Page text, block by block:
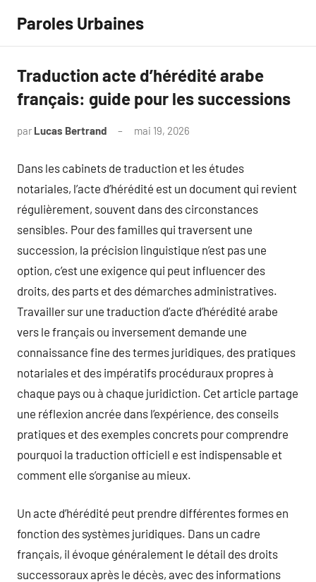
contenu
Paroles Urbaines
Traduction acte d’hérédité arabe
français: guide pour les successions
par Lucas Bertrand mai 19, 2026
Dans les cabinets de traduction et les études
notariales, l’acte d’hérédité est un document qui revient
régulièrement, souvent dans des circonstances
sensibles. Pour des familles qui traversent une
succession, la précision linguistique n’est pas une
option, c’est une exigence qui peut influencer des
droits, des parts et des démarches administratives.
Travailler sur une traduction d’acte d’hérédité arabe
vers le français ou inversement demande une
connaissance fine des termes juridiques, des pratiques
notariales et des impératifs procéduraux propres à
chaque pays ou à chaque juridiction. Cet article partage
une réflexion ancrée dans l’expérience, des conseils
pratiques et des exemples concrets pour comprendre
pourquoi la traduction officiell e est indispensable et
comment elle s’organise au mieux.
Un acte d’hérédité peut prendre différentes formes en
fonction des systèmes juridiques. Dans un cadre
français, il évoque généralement le détail des droits
successoraux après le décès, avec des informations